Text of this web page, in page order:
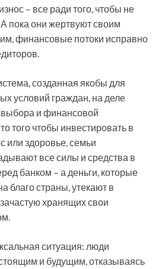
– все ради того, чтобы не
пока они жертвуют своим
финансовые потоки исправно
созданная якобы для
условий граждан, на деле
и финансовой
того чтобы инвестировать в
или здоровье, семьи
все силы и средства в
банком – а деньги, которые
благо страны, утекают в
хранящих свои
ситуация: люди
и будущим, отказываясь